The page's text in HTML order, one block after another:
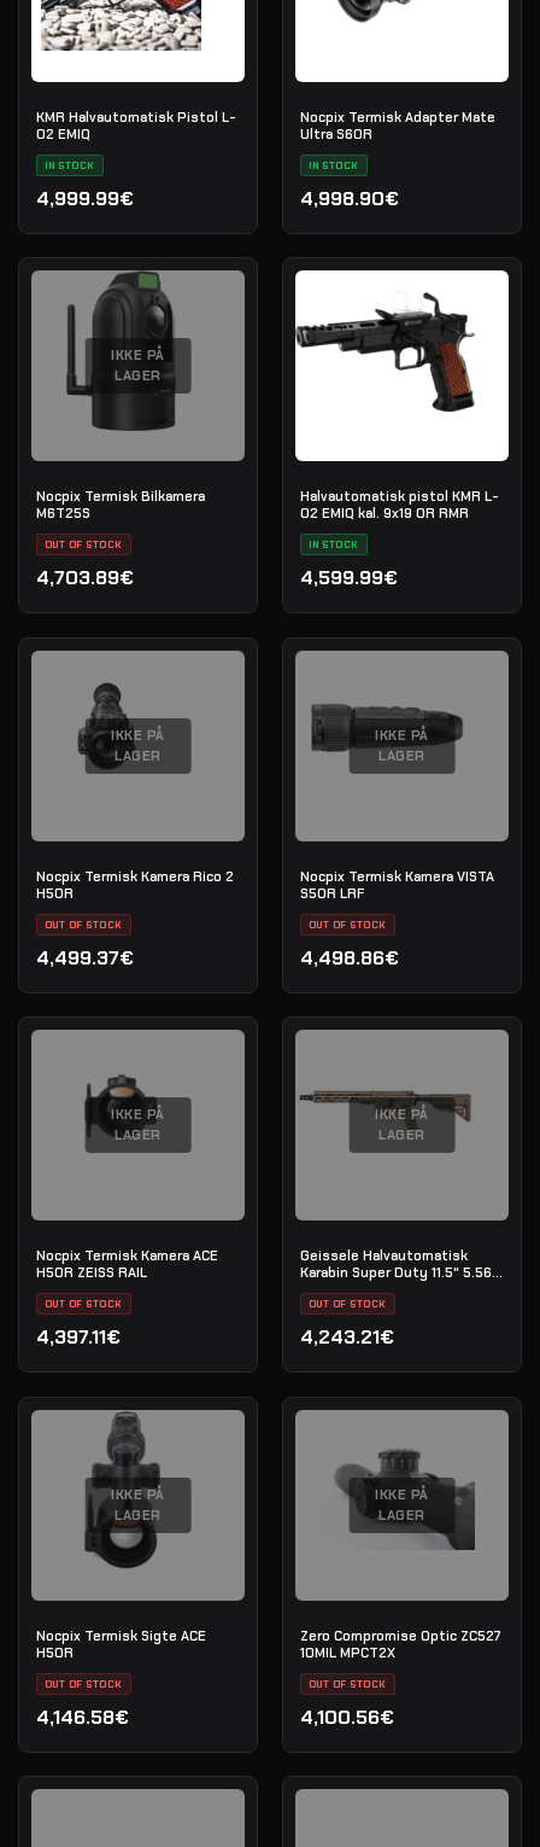
KMR Halvautomatisk Pistol L-
02 EMIQ
IN STOCK
4,999.99€
Nocpix Termisk Adapter Mate
Ultra S60R
IN STOCK
4,998.90€
IKKE PÅ
LAGER
Nocpix Termisk Bilkamera
M6T25S
OUT OF STOCK
4,703.89€
Halvautomatisk pistol KMR L-
02 EMIQ kal. 9x19 OR RMR
IN STOCK
4,599.99€
IKKE PÅ
LAGER
Nocpix Termisk Kamera Rico 2
H50R
OUT OF STOCK
4,499.37€
IKKE PÅ
LAGER
Nocpix Termisk Kamera VISTA
S50R LRF
OUT OF STOCK
4,498.86€
IKKE PÅ
LAGER
Nocpix Termisk Kamera ACE
H50R ZEISS RAIL
OUT OF STOCK
4,397.11€
IKKE PÅ
LAGER
Geissele Halvautomatisk
Karabin Super Duty 11.5" 5.56
NATO - DDC
OUT OF STOCK
4,243.21€
IKKE PÅ
LAGER
Nocpix Termisk Sigte ACE
H50R
OUT OF STOCK
4,146.58€
IKKE PÅ
LAGER
Zero Compromise Optic ZC527
10MIL MPCT2X
OUT OF STOCK
4,100.56€